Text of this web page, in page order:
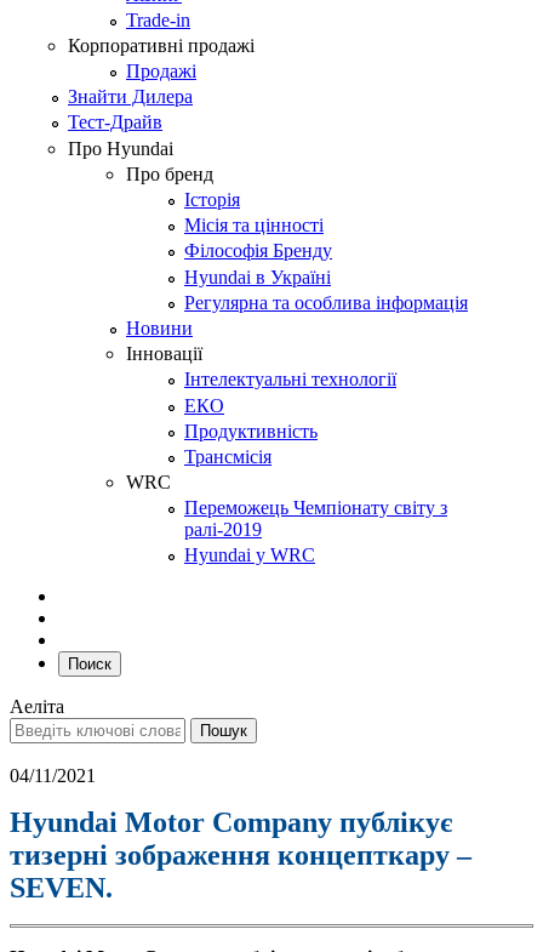
Trade-in
Корпоративні продажі
Продажі
Знайти Дилера
Тест-Драйв
Про Hyundai
Про бренд
Історія
Місія та цінності
Філософія Бренду
Hyundai в Україні
Регулярна та особлива інформація
Новини
Інновації
Інтелектуальні технології
ЕКО
Продуктивність
Трансмісія
WRC
Переможець Чемпіонату світу з
ралі-2019
Hyundai у WRC
Поиск
Аеліта
04/11/2021
Hyundai Motor Company публікує
тизерні зображення концепткару –
SEVEN.